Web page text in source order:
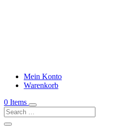
Mein Konto
Warenkorb
0 Items